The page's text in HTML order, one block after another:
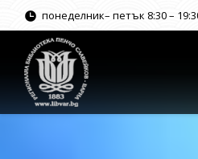
понеделник– петък 8:30 –